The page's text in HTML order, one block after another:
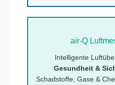
air-Q
Intelligente
Gesundheit &
Schadstoffe, Gase &